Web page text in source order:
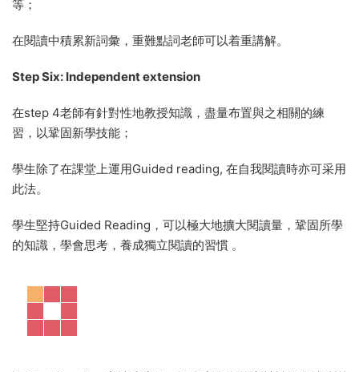
等；
在閱讀中積累新詞彙，重難點詞老師可以着重講解。
Step Six: Independent extension
在step 4老師有針對性地教授知識，盡量布置與之相關的練
習，以鞏固新學技能；
學生除了在課堂上運用Guided reading, 在自我閱讀時亦可采用
此法。
學生堅持Guided Reading，可以極大地擴大閱讀量，鞏固所學
的知識，學會思考，養成獨立閱讀的習慣 。